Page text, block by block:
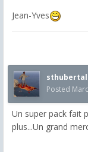
Jean-Yves
sthubertal
Posted
Un super pack fait
plus...Un grand